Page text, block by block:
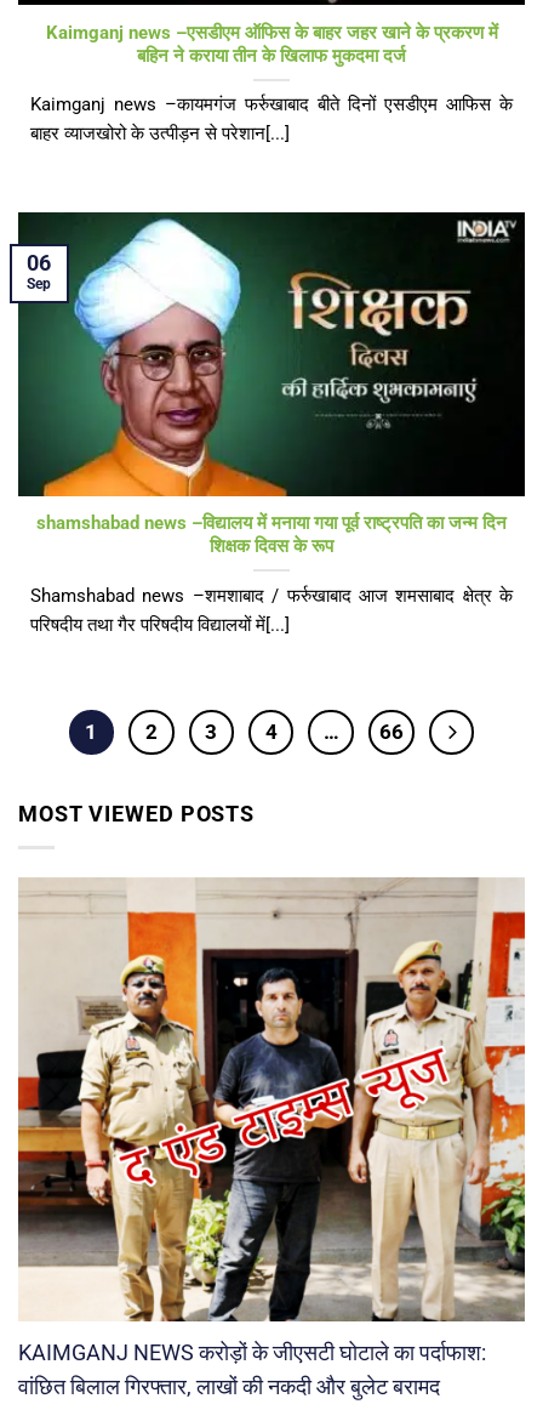
Kaimganj news –एसडीएम ऑफिस के बाहर जहर खाने के प्रकरण में
बहिन ने कराया तीन के खिलाफ मुकदमा दर्ज
Kaimganj news –कायमगंज फर्रुखाबाद बीते दिनों एसडीएम आफिस के
बाहर व्याजखोरो के उत्पीड़न से परेशान[...]
shamshabad news –विद्यालय में मनाया गया पूर्व राष्ट्रपति का जन्म दिन
शिक्षक दिवस के रूप
Shamshabad news –शमशाबाद / फर्रुखाबाद आज शमसाबाद क्षेत्र के
परिषदीय तथा गैर परिषदीय विद्यालयों में[...]
06
Sep
1 2 3 4 … 66
MOST VIEWED POSTS
KAIMGANJ NEWS करोड़ों के जीएसटी घोटाले का पर्दाफाश:
वांछित बिलाल गिरफ्तार, लाखों की नकदी और बुलेट बरामद